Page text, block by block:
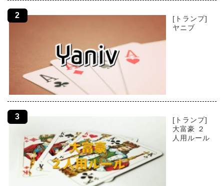
[トランプ]
ヤニブ
[トランプ]
大富豪 ２
人用ルール